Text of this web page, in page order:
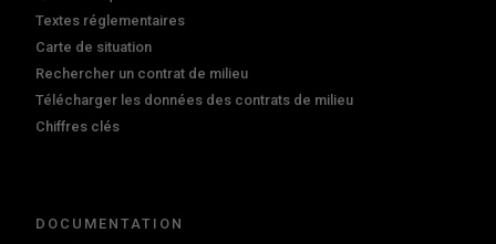
Textes réglementaires
Carte de situation
Rechercher un contrat de milieu
Télécharger les données des contrats de milieu
Chiffres clés
DOCUMENTATION